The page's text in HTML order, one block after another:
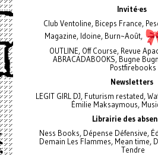
Invité·es
Club Ventoline, Biceps France,
Magazine, Idoine, Burn~Août,
OUTLINE, Off Course, Revue
ABRACADABOOKS, Bugne
Postfirebooks
Newsletters
LEGIT GIRL DJ, Futurism restated,
Émilie Maksaymous,
Librairie des
Ness Books, Dépense Défensive,
Demain Les Flammes, Mean time,
Tendre